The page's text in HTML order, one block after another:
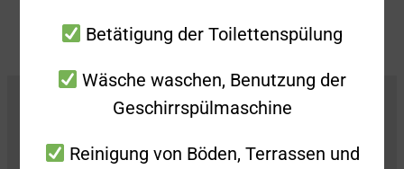
Betätigung der Toilettenspülung
Wäsche waschen, Benutzung der
Geschirrspülmaschine
Reinigung von Böden, Terrassen und